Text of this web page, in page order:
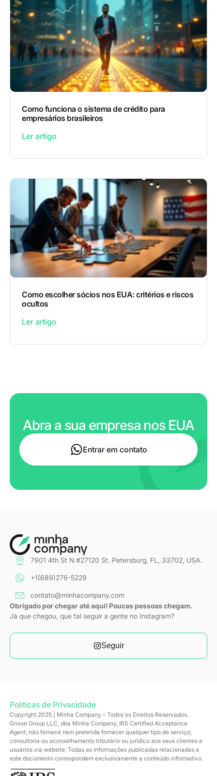
Como funciona o sistema de crédito para
empresários brasileiros
Ler artigo
Como escolher sócios nos EUA: critérios e riscos
ocultos
Ler artigo
Abra a sua empresa nos EUA
Entrar em contato
7901 4th St N #27120 St. Petersburg, FL, 33702, USA.
+1(689)276-5229
contato@minhacompany.com
Obrigado por chegar até aqui! Poucas pessoas chegam.
Já que chegou, que tal seguir a gente no Instagram?
Seguir
Políticas de Privacidade
Copyright 2025 | Minha Company – Todos os Direitos Reservados.
Gnose Group LLC, dba Minha Company, IRS Certified Acceptance
Agent, não fornece nem pretende fornecer qualquer tipo de serviço,
consultoria ou aconselhamento tributário ou jurídico aos seus clientes e
usuários via website. Todas as informações publicadas relacionadas a
este documento correspondem exclusivamente a conteúdo informativo.